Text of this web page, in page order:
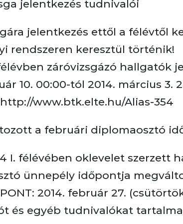
jelentkezés tudnivalói
jelentkezés ettől a félévtől
rendszeren keresztül történik!
záróvizsgázó hallgatók
10. 00:00-tól 2014. március 3.
www.btk.elte.hu/Alias-354
a februári diplomaosztó
I. félévében oklevelet szerzett
ünnepély időpontja
2014. február 27.
és egyéb tudnivalókat